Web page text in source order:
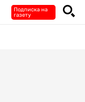
Подписка на
газету